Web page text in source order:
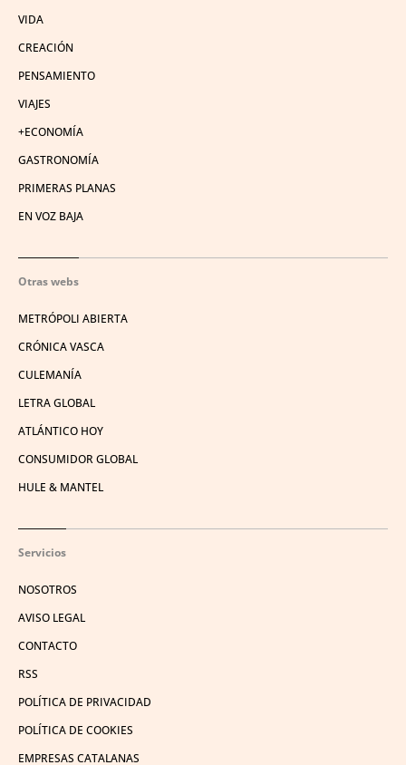
VIDA
CREACIÓN
PENSAMIENTO
VIAJES
+ECONOMÍA
GASTRONOMÍA
PRIMERAS PLANAS
EN VOZ BAJA
Otras webs
METRÓPOLI ABIERTA
CRÓNICA VASCA
CULEMANÍA
LETRA GLOBAL
ATLÁNTICO HOY
CONSUMIDOR GLOBAL
HULE & MANTEL
Servicios
NOSOTROS
AVISO LEGAL
CONTACTO
RSS
POLÍTICA DE PRIVACIDAD
POLÍTICA DE COOKIES
EMPRESAS CATALANAS